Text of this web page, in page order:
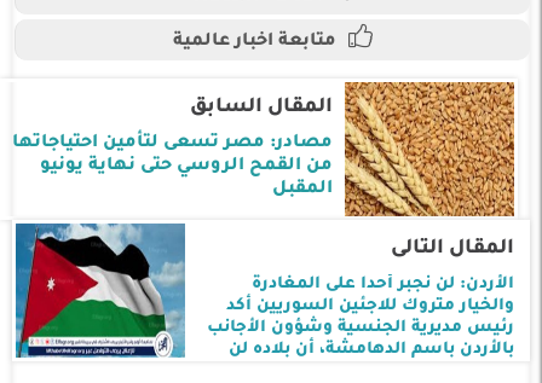
متابعة اخبار عالمية
المقال السابق
مصادر: مصر تسعى لتأمين احتياجاتها
من القمح الروسي حتى نهاية يونيو
المقبل
المقال التالى
الأردن: لن نجبر أحدا على المغادرة
والخيار متروك للاجئين السوريين أكد
رئيس مديرية الجنسية وشؤون الأجانب
بالأردن باسم الدهامشة، أن بلاده لن